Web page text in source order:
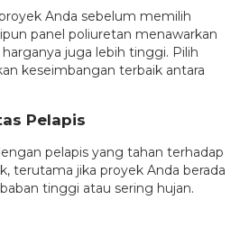
Anda sebelum memilih
panel poliuretan menawarkan
harganya juga lebih tinggi. Pilih
keseimbangan terbaik antara
Pelapis
pelapis yang tahan terhadap
terutama jika proyek Anda berada
tinggi atau sering hujan.